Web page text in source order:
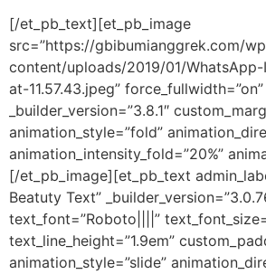
[/et_pb_text][et_pb_image
src=”https://gbibumianggrek.com/
content/uploads/2019/01/
at-11.57.43.jpeg” force_fullwidth=”on”
_builder_version=”3.8.1″
animation_style=”fold”
animation_intensity_fold=”20%”
[/et_pb_image][et_pb_text
Beatuty Text”
text_font=”Roboto||||”
text_line_height=”1.9em”
animation_style=”slide”